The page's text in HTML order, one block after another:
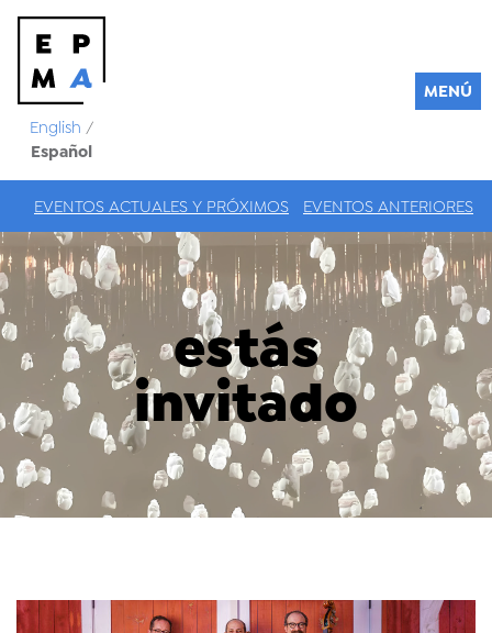
English /
Español
MENÚ
EVENTOS ACTUALES Y PRÓXIMOS EVENTOS ANTERIORES
estás
invitado